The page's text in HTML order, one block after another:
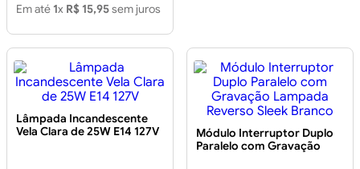
Em até 1x R$ 15,95sem juros
Lâmpada Incandescente
Vela Clara de 25W E14 127V
Módulo Interruptor Duplo
Paralelo com Gravação